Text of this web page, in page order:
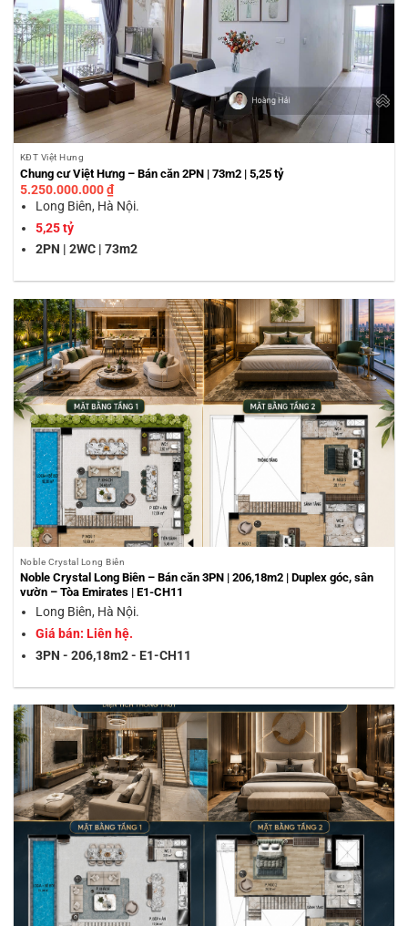
KĐT Việt Hưng
Chung cư Việt Hưng – Bán căn 2PN | 73m2 | 5,25 tỷ
5.250.000.000₫
Long Biên, Hà Nội.
5,25 tỷ
2PN | 2WC | 73m2
Noble Crystal Long Biên
Noble Crystal Long Biên – Bán căn 3PN | 206,18m2 | Duplex góc, sân
vườn – Tòa Emirates | E1-CH11
Long Biên, Hà Nội.
Giá bán: Liên hệ.
3PN - 206,18m2 - E1-CH11